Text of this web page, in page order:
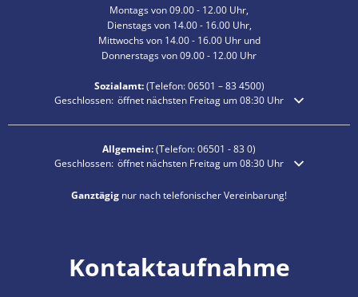
Montags von 09.00 - 12.00 Uhr,
Dienstags von 14.00 - 16.00 Uhr,
Mittwochs von 14.00 - 16.00 Uhr und
Donnerstags von 09.00 - 12.00 Uhr
Sozialamt:(Telefon:06501 – 834500)
Klicken, um weitere Öffnungs- oder Schließzeiten auszublenden
Geschlossen: öffnet nächsten Freitag um 08:30 Uhr
Allgemein:(Telefon:06501 - 83 0)
Klicken, um weitere Öffnungs- oder Schließzeiten auszublenden
Geschlossen: öffnet nächsten Freitag um 08:30 Uhr
Ganztägig nur nach telefonischer Vereinbarung!
Kontaktaufnahme